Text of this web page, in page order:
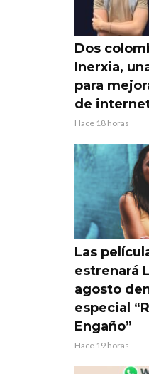
Dos
Inerxia,
para
de
Hace 18 horas
Las
estrenará
agosto
especial
Engaño”
Hace 19 horas